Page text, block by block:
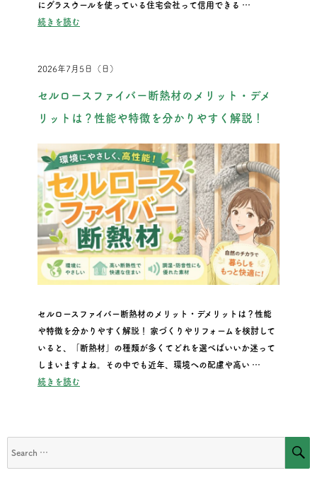
にグラスウールを使っている住宅会社って信用できる …
続きを読む“グラスウールは時代遅れでダメ？採用する住宅会社を信用し
2026年7月5日（日）
セルロースファイバー断熱材のメリット・デメ
リットは？性能や特徴を分かりやすく解説！
セルロースファイバー断熱材のメリット・デメリットは？性能
や特徴を分かりやすく解説！ 家づくりやリフォームを検討して
いると、「断熱材」の種類が多くてどれを選べばいいか迷って
しまいますよね。その中でも近年、環境への配慮や高い …
続きを読む“セルロースファイバー断熱材のメリット・デメリットは？性